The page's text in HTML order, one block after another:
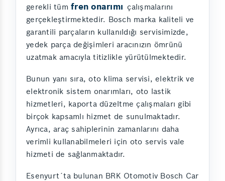
gerekli tüm fren onarımı çalışmalarını
gerçekleştirmektedir. Bosch marka kaliteli ve
garantili parçaların kullanıldığı servisimizde,
yedek parça değişimleri aracınızın ömrünü
uzatmak amacıyla titizlikle yürütülmektedir.
Bunun yanı sıra, oto klima servisi, elektrik ve
elektronik sistem onarımları, oto lastik
hizmetleri, kaporta düzeltme çalışmaları gibi
birçok kapsamlı hizmet de sunulmaktadır.
Ayrıca, araç sahiplerinin zamanlarını daha
verimli kullanabilmeleri için oto servis vale
hizmeti de sağlanmaktadır.
Esenyurt´ta bulunan BRK Otomotiv Bosch Car